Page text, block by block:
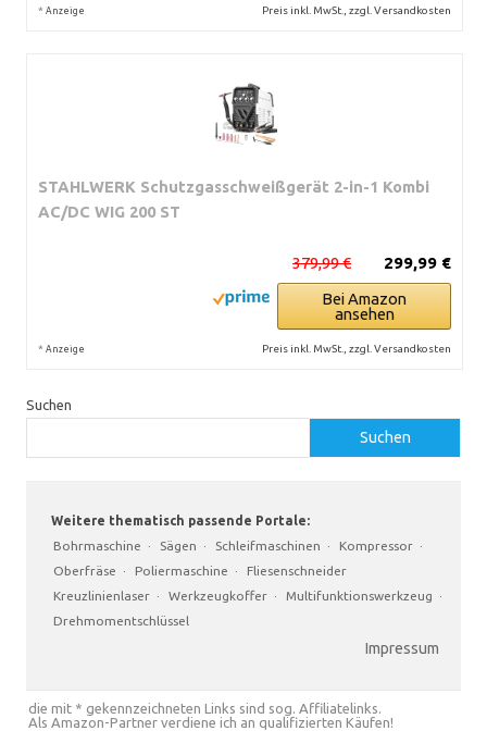
* Anzeige Preis inkl. MwSt., zzgl. Versandkosten
STAHLWERK Schutzgasschweißgerät 2-in-1 Kombi
AC/DC WIG 200 ST
299,99 €
379,99 €
Bei Amazon
ansehen
* Anzeige Preis inkl. MwSt., zzgl. Versandkosten
Suchen
Suchen
Weitere thematisch passende Portale:
Bohrmaschine · Sägen · Schleifmaschinen · Kompressor ·
Oberfräse · Poliermaschine ·
Fliesenschneider
Kreuzlinienlaser · Werkzeugkoffer · Multifunktionswerkzeug ·
Drehmomentschlüssel
Impressum
die mit * gekennzeichneten Links sind sog. Affiliatelinks.
Als Amazon-Partner verdiene ich an qualifizierten Käufen!